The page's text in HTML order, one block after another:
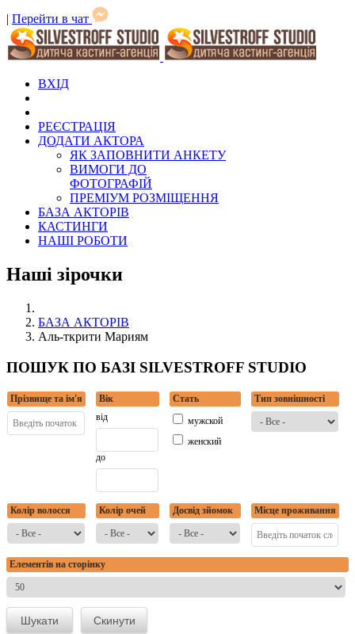
| Перейти в чат
ВХІД
РЕЄСТРАЦІЯ
ДОДАТИ АКТОРА
ЯК ЗАПОВНИТИ АНКЕТУ
ВИМОГИ ДО
ФОТОГРАФІЙ
ПРЕМІУМ РОЗМІЩЕННЯ
БАЗА АКТОРІВ
КАСТИНГИ
НАШІ РОБОТИ
Наші зірочки
БАЗА АКТОРІВ
Аль-ткрити Мариям
ПОШУК ПО БАЗІ SILVESTROFF STUDIO
Прізвище та ім'я
Вік
від
до
Стать
мужской
женский
Тип зовнішності
Колір волосся Колір очей Досвід зйомок Місце проживання
Елементів на сторінку